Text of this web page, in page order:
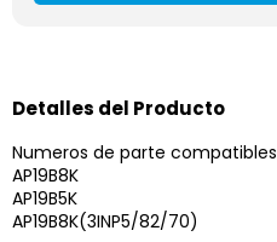
Detalles del Producto
Numeros de parte compatibles
AP19B8K
AP19B5K
AP19B8K(3INP5/82/70)